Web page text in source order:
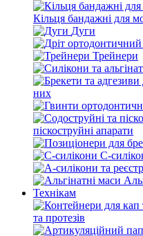
Кільця бандажні для
Дуги
Трейнери
них
піскоструйні апарати
С-
Технікам
та протезів